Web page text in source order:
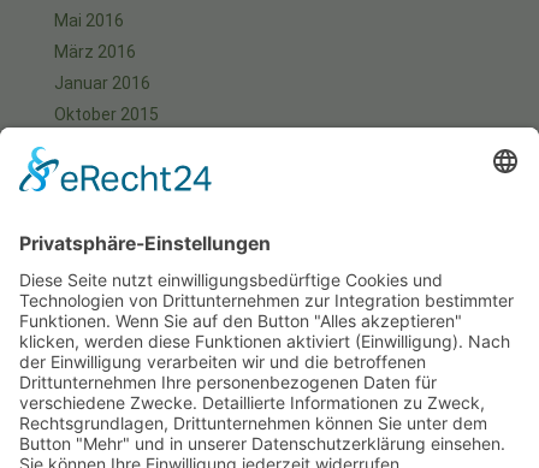
Mai 2016
März 2016
Januar 2016
Oktober 2015
August 2015
Juni 2015
Mai 2015
April 2015
März 2015
Januar 2015